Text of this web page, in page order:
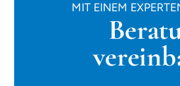
MIT EINEM